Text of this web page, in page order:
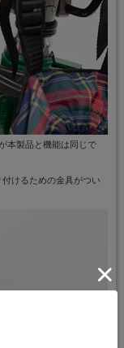
本製品と機能は同じで
けるための金具がつい